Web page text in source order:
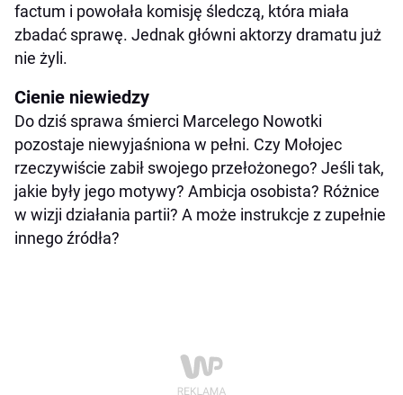
factum i powołała komisję śledczą, która miała
zbadać sprawę. Jednak główni aktorzy dramatu już
nie żyli.
Cienie niewiedzy
Do dziś sprawa śmierci Marcelego Nowotki
pozostaje niewyjaśniona w pełni. Czy Mołojec
rzeczywiście zabił swojego przełożonego? Jeśli tak,
jakie były jego motywy? Ambicja osobista? Różnice
w wizji działania partii? A może instrukcje z zupełnie
innego źródła?